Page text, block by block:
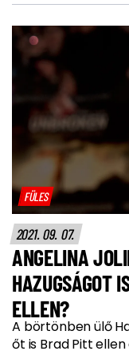
FÜLES
2021. 09. 07.
ANGELINA
HAZUGSÁGOT
ELLEN?
A börtönben ülő
őt is Brad Pitt